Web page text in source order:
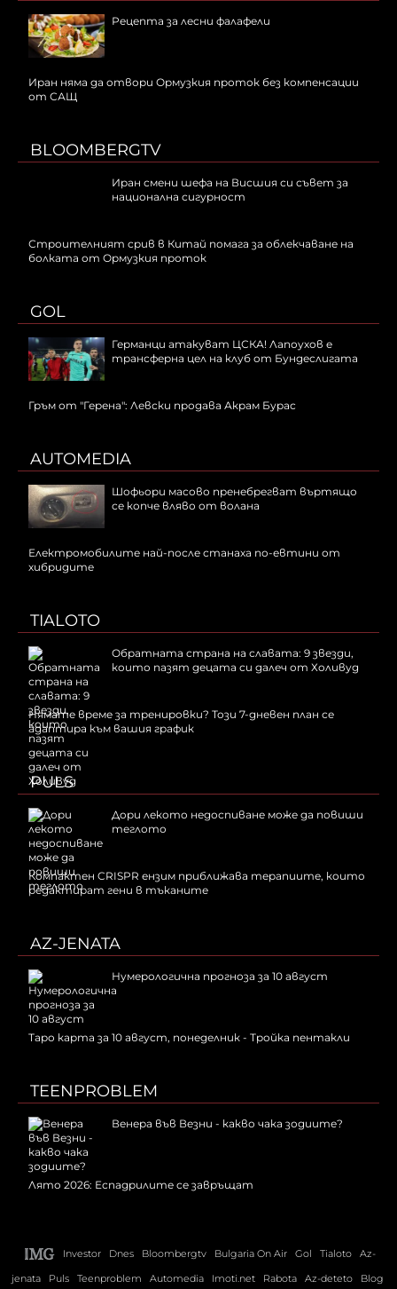
Рецепта за лесни фалафели
Иран няма да отвори Ормузкия проток без компенсации
от САЩ
BLOOMBERGTV
Иран смени шефа на Висшия си съвет за
национална сигурност
Строителният срив в Китай помага за облекчаване на
болката от Ормузкия проток
GOL
Германци атакуват ЦСКА! Лапоухов е
трансферна цел на клуб от Бундеслигата
Гръм от "Герена": Левски продава Акрам Бурас
AUTOMEDIA
Шофьори масово пренебрегват въртящо
се копче вляво от волана
Електромобилите най-после станаха по-евтини от
хибридите
TIALOTO
Обратната страна на славата: 9 звезди,
които пазят децата си далеч от Холивуд
Нямате време за тренировки? Този 7-дневен план се
адаптира към вашия график
PULS
Дори лекото недоспиване може да повиши
теглото
Компактен CRISPR ензим приближава терапиите, които
редактират гени в тъканите
AZ-JENATA
Нумерологична прогноза за 10 август
Таро карта за 10 август, понеделник - Тройка пентакли
TEENPROBLEM
Венера във Везни - какво чака зодиите?
Лято 2026: Еспадрилите се завръщат
Investor Dnes Bloombergtv Bulgaria On Air Gol Tialoto
Az-
jenata
Puls Teenproblem Automedia Imoti.net Rabota Az-deteto Blog